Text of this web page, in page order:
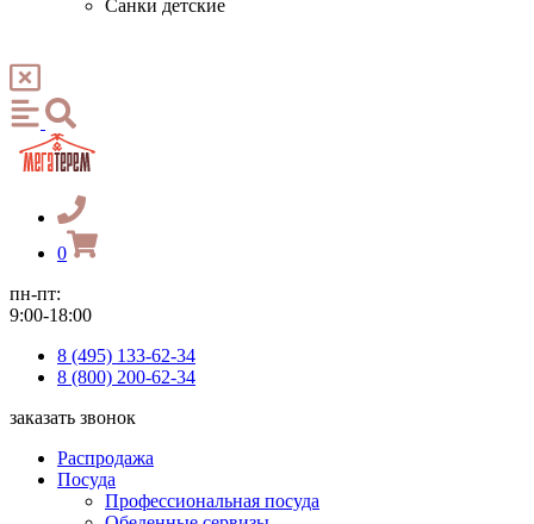
Санки детские
0
пн-пт:
9:00-18:00
8 (495) 133-62-34
8 (800) 200-62-34
заказать звонок
Распродажа
Посуда
Профессиональная посуда